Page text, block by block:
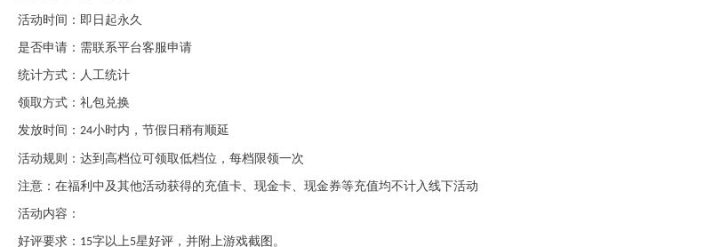
活动时间：即日起永久
是否申请：需联系平台客服申请
统计方式：人工统计
领取方式：礼包兑换
发放时间： 24小时内，节假日稍有顺延
活动规则：达到高档位可领取低档位，每档限领一次
注意：在福利中及其他活动获得的充值卡、现金卡、现金券等充值均不计入线下活动
活动内容：
好评要求： 15字以上5星好评，并附上游戏截图。